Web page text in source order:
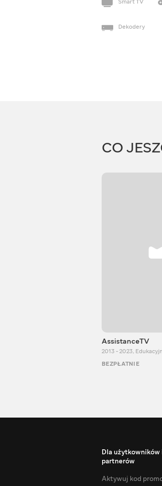
Smart TV
Dekodery
CO
AssistanceTV
2013 - 2023,
BEZPŁATNIE
Dla użytkowników
partnerów
Aktywuj kod